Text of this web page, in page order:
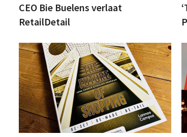
CEO Bie Buelens verlaat
RetailDetail